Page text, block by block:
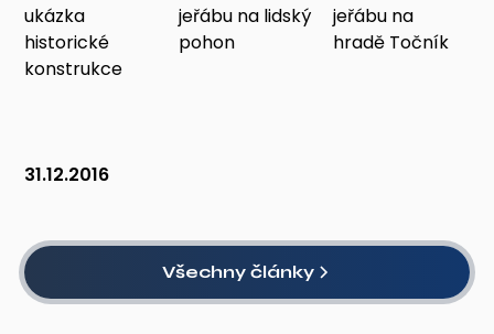
31.12.2016
Všechny články